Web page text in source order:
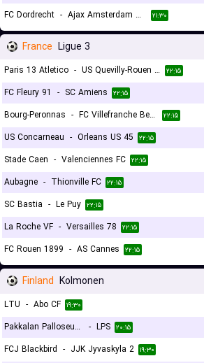
FC Dordrecht - Ajax Amsterdam Reserves ۲۱:۳۰
France Ligue 3
Paris 13 Atletico - US Quevilly-Rouen Métropole ۲۲:۱۵
FC Fleury 91 - SC Amiens ۲۲:۱۵
Bourg-Peronnas - FC Villefranche Beaujolais ۲۲:۱۵
US Concarneau - Orleans US 45 ۲۲:۱۵
Stade Caen - Valenciennes FC ۲۲:۱۵
Aubagne - Thionville FC ۲۲:۱۵
SC Bastia - Le Puy ۲۲:۱۵
La Roche VF - Versailles 78 ۲۲:۱۵
FC Rouen 1899 - AS Cannes ۲۲:۱۵
Finland Kolmonen
LTU - Abo CF ۱۹:۳۰
Pakkalan Palloseura (PPS)
- LPS ۲۰:۱۵
FCJ Blackbird - JJK Jyvaskyla 2 ۱۹:۳۰